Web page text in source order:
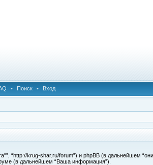
• Поиск • Вход
“http://krug-shar.ru/forum”) и phpBB (в дальнейшем
(в дальнейшем “Ваша информация”).